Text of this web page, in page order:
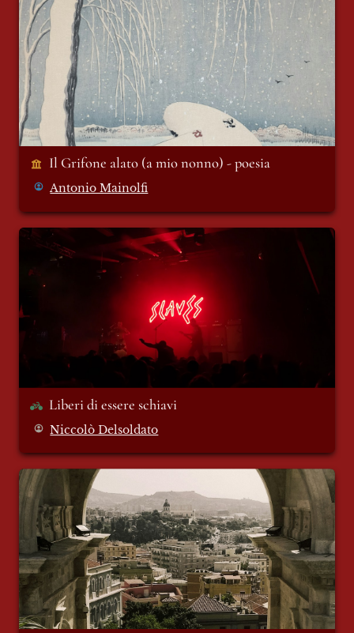
Il Grifone alato (a mio nonno) - poesia
Antonio Mainolfi
Liberi di essere schiavi
Liberi di essere schiavi
Niccolò Delsoldato
Le parole della Costituzione